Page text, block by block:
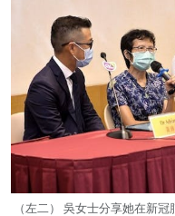
（左二） 吳女士分享她在新